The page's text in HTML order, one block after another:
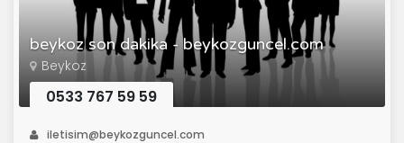
beykoz son dakika - beykozguncel.com
Beykoz
0533 767 59 59
iletisim@beykozguncel.com